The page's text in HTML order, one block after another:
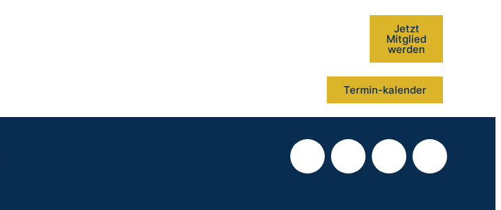
Jetzt
Mitglied
werden
Termin-kalender